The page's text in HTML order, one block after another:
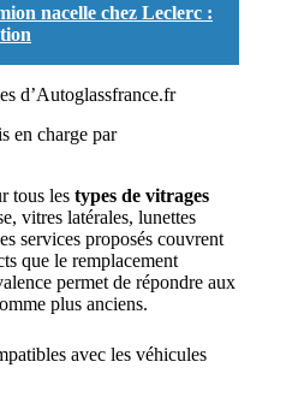
nacelle chez Leclerc :
d’Autoglassfrance.fr
en charge par
tous les types de vitrages
vitres latérales, lunettes
services proposés couvrent
que le remplacement
permet de répondre aux
plus anciens.
avec les véhicules